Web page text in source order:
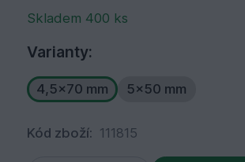
Skladem 400 ks
Varianty:
4,5x70 mm 5x50 mm
Kód zboží: 111815